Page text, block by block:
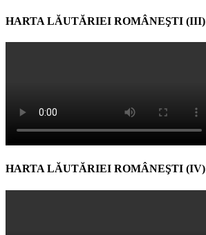
HARTA LĂUTĂRIEI ROMÂNEŞTI (III)
HARTA LĂUTĂRIEI ROMÂNEŞTI (IV)